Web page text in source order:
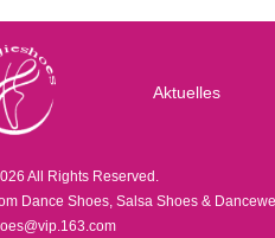
Aktuelles
All Rights Reserved.
Dance Shoes, Salsa Shoes &